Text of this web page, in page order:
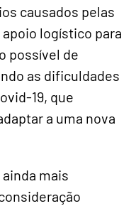
causados pelas
logístico para
possível de
as dificuldades
19, que
a uma nova
ainda mais